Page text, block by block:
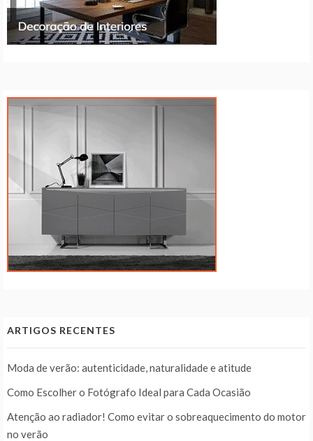
ARTIGOS RECENTES
Moda de verão: autenticidade, naturalidade e atitude
Como Escolher o Fotógrafo Ideal para Cada Ocasião
Atenção ao radiador! Como evitar o sobreaquecimento do motor
no verão